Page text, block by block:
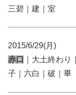
三碧｜建｜室
2015/6/29(月)
赤口
｜大土終わり｜
子｜六白｜破｜畢